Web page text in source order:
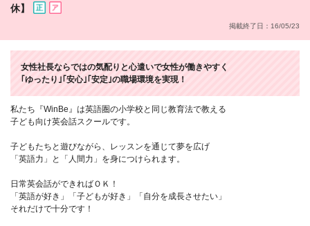
休】
掲載終了日：16/05/23
女性社長ならではの気配りと心遣いで女性が働きやすく
｢ゆったり｣｢安心｣｢安定｣の職場環境を実現！
私たち『WinBe』は英語圏の小学校と同じ教育法で教える
子ども向け英会話スクールです。
子どもたちと遊びながら、レッスンを通じて夢を広げ
「英語力」と「人間力」を身につけられます。
日常英会話ができればＯＫ！
「英語が好き」「子どもが好き」「自分を成長させたい」
それだけで十分です！